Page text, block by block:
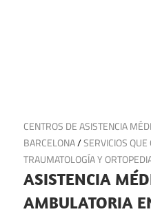
3 de octubre de 2024
CENTROS DE ASISTENCIA
BARCELONA/SERVICIOS
TRAUMATOLOGÍA Y
ASISTENCIA
AMBULATORIA